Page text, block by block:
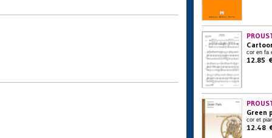
cor en fa
12.85
Green
cor et
12.48